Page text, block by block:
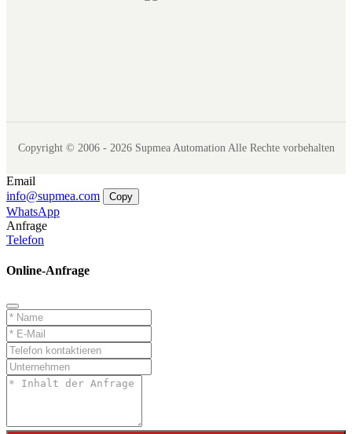
Copyright © 2006 - 2026 Supmea Automation Alle Rechte vorbehalten
Email
info@supmea.com
Copy
WhatsApp
Anfrage
Telefon
Online-Anfrage